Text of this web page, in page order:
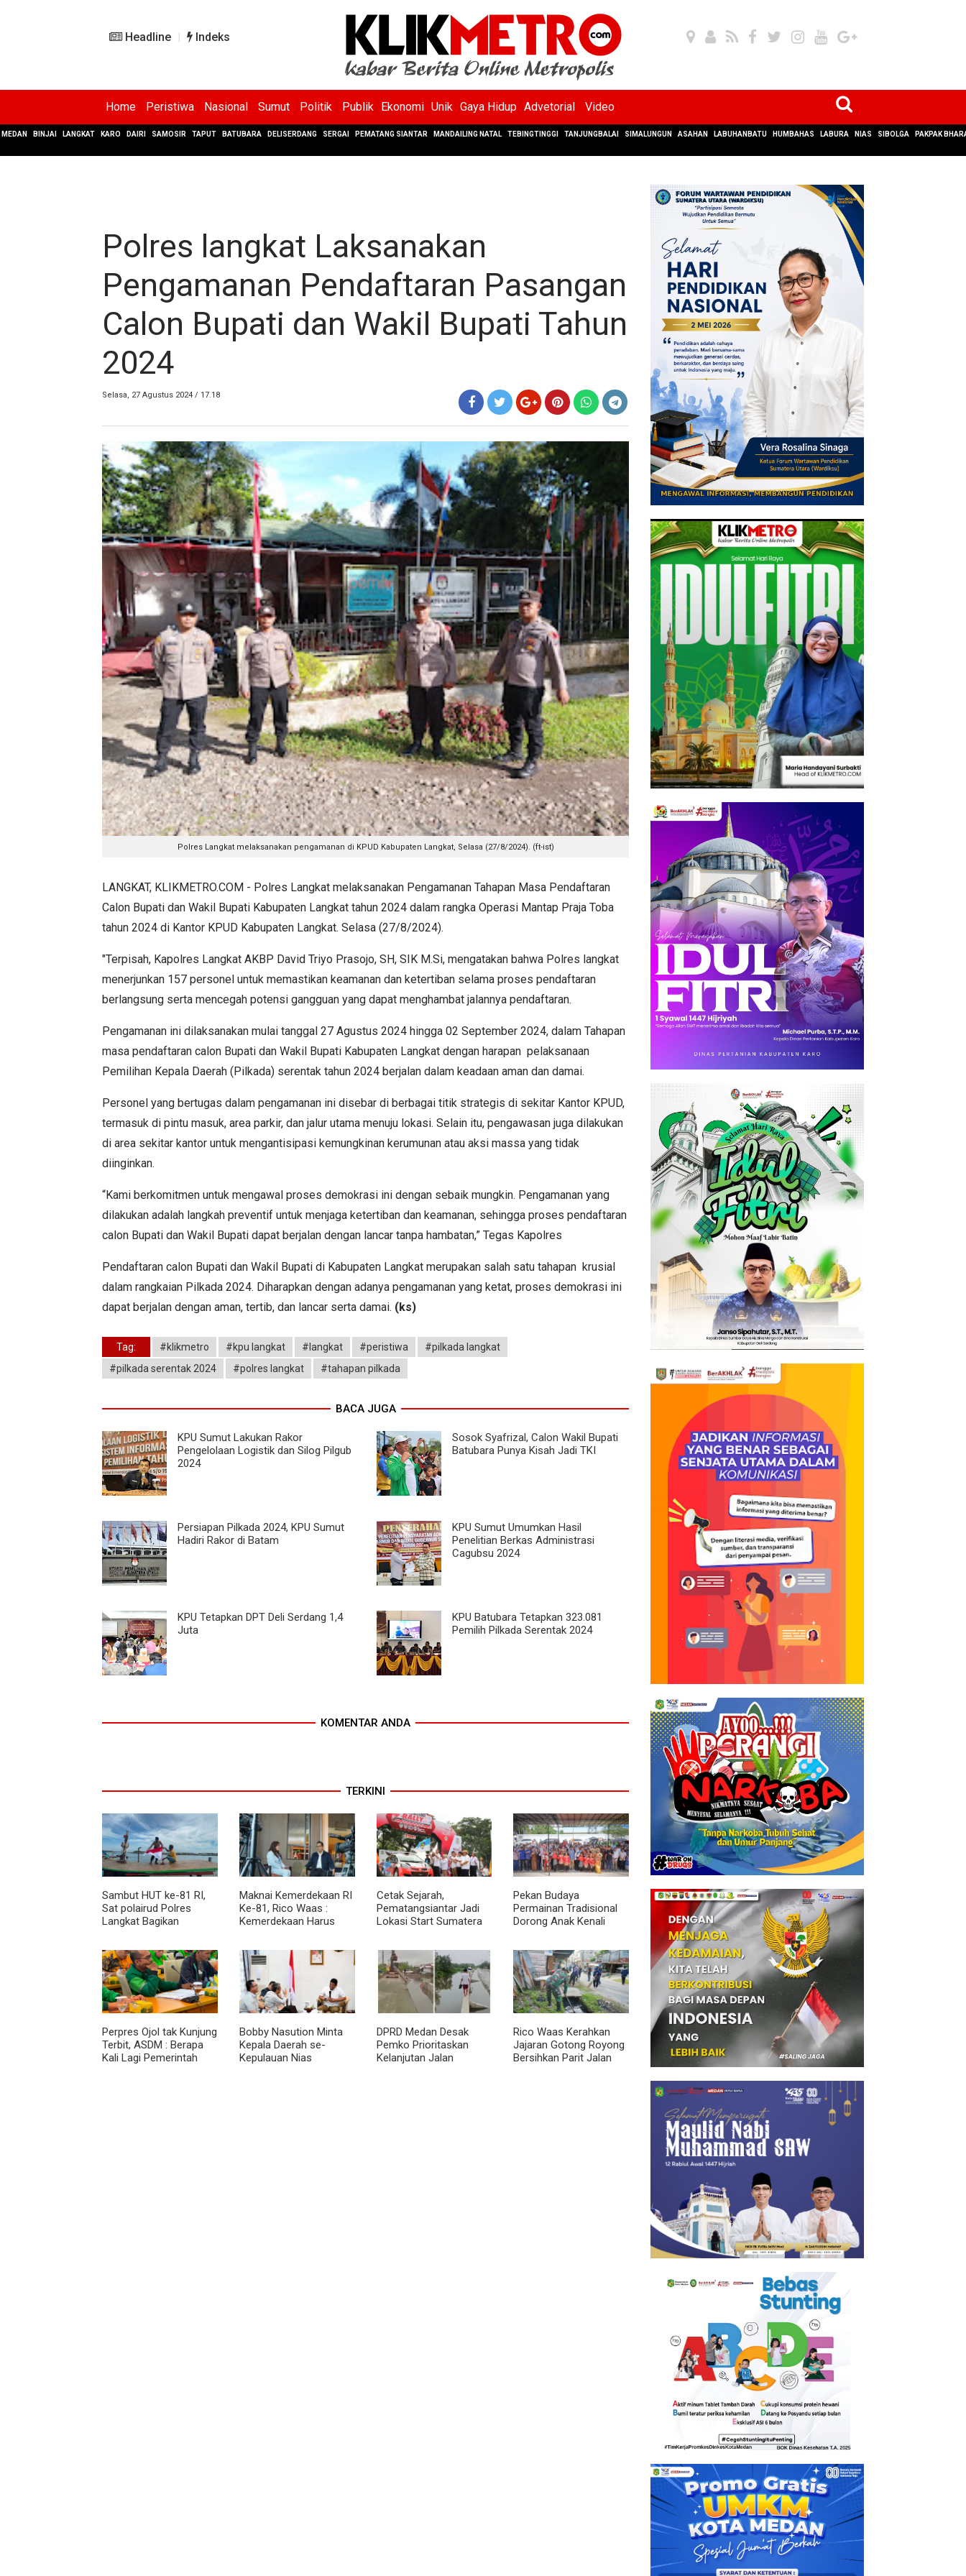
Headline Indeks
Home Peristiwa Nasional Sumut Politik Publik Ekonomi Unik Gaya Hidup Advetorial Video
MEDAN BINJAI LANGKAT KARO DAIRI SAMOSIR TAPUT BATUBARA DELISERDANG SERGAI PEMATANG SIANTAR MANDAILING NATAL TEBINGTINGGI TANJUNGBALAI SIMALUNGUN ASAHAN LABUHANBATU HUMBAHAS LABURA NIAS SIBOLGA PAKPAK
Polres langkat Laksanakan
Pengamanan Pendaftaran Pasangan
Calon Bupati dan Wakil Bupati Tahun
2024
Selasa, 27 Agustus 2024 / 17.18
Polres Langkat melaksanakan pengamanan di KPUD Kabupaten Langkat, Selasa (27/8/2024). (ft-ist)
LANGKAT, KLIKMETRO.COM - Polres Langkat melaksanakan Pengamanan Tahapan Masa Pendaftaran
Calon Bupati dan Wakil Bupati Kabupaten Langkat tahun 2024 dalam rangka Operasi Mantap Praja Toba
tahun 2024 di Kantor KPUD Kabupaten Langkat. Selasa (27/8/2024).
"Terpisah, Kapolres Langkat AKBP David Triyo Prasojo, SH, SIK M.Si, mengatakan bahwa Polres langkat
menerjunkan 157 personel untuk memastikan keamanan dan ketertiban selama proses pendaftaran
berlangsung serta mencegah potensi gangguan yang dapat menghambat jalannya pendaftaran.
Pengamanan ini dilaksanakan mulai tanggal 27 Agustus 2024 hingga 02 September 2024, dalam Tahapan
masa pendaftaran calon Bupati dan Wakil Bupati Kabupaten Langkat dengan harapan pelaksanaan
Pemilihan Kepala Daerah (Pilkada) serentak tahun 2024 berjalan dalam keadaan aman dan damai.
Personel yang bertugas dalam pengamanan ini disebar di berbagai titik strategis di sekitar Kantor KPUD,
termasuk di pintu masuk, area parkir, dan jalur utama menuju lokasi. Selain itu, pengawasan juga dilakukan
di area sekitar kantor untuk mengantisipasi kemungkinan kerumunan atau aksi massa yang tidak
diinginkan.
“Kami berkomitmen untuk mengawal proses demokrasi ini dengan sebaik mungkin. Pengamanan yang
dilakukan adalah langkah preventif untuk menjaga ketertiban dan keamanan, sehingga proses pendaftaran
calon Bupati dan Wakil Bupati dapat berjalan dengan lancar tanpa hambatan,” Tegas Kapolres
Pendaftaran calon Bupati dan Wakil Bupati di Kabupaten Langkat merupakan salah satu tahapan krusial
dalam rangkaian Pilkada 2024. Diharapkan dengan adanya pengamanan yang ketat, proses demokrasi ini
dapat berjalan dengan aman, tertib, dan lancar serta damai. (ks)
Tag: #klikmetro #kpu langkat #langkat #peristiwa
#pilkada langkat
#pilkada serentak 2024
#polres langkat #tahapan pilkada
BACA JUGA
KPU Sumut Lakukan Rakor
Pengelolaan Logistik dan Silog Pilgub
2024
Sosok Syafrizal, Calon Wakil Bupati
Batubara Punya Kisah Jadi TKI
Persiapan Pilkada 2024, KPU Sumut
Hadiri Rakor di Batam
KPU Sumut Umumkan Hasil
Penelitian Berkas Administrasi
Cagubsu 2024
KPU Tetapkan DPT Deli Serdang 1,4
Juta
KPU Batubara Tetapkan 323.081
Pemilih Pilkada Serentak 2024
KOMENTAR ANDA
TERKINI
Sambut HUT ke-81 RI,
Sat polairud Polres
Langkat Bagikan
kepada Nelayan
Maknai Kemerdekaan RI
Ke-81, Rico Waas :
Kemerdekaan Harus
Lewat Peningkatan
Pelayanan Primer
Cetak Sejarah,
Pematangsiantar Jadi
Lokasi Start Sumatera
Pekan Budaya
Permainan Tradisional
Dorong Anak Kenali
Ketergantungan Gadget
Perpres Ojol tak Kunjung
Terbit, ASDM : Berapa
Kali Lagi Pemerintah
Bobby Nasution Minta
Kepala Daerah se-
Kepulauan Nias
DPRD Medan Desak
Pemko Prioritaskan
Kelanjutan Jalan
Rico Waas Kerahkan
Jajaran Gotong Royong
Bersihkan Parit Jalan